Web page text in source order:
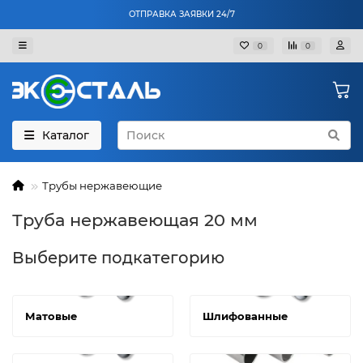
ОТПРАВКА ЗАЯВКИ 24/7
0 0
Каталог
Трубы нержавеющие
Труба нержавеющая 20 мм
Выберите подкатегорию
Матовые Шлифованные